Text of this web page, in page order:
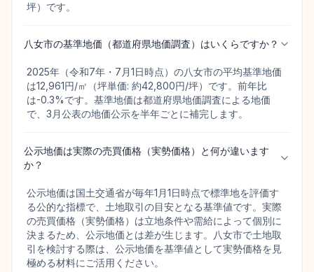
坪）です。
八女市の基準地価（都道府県地価調査）はいくらですか？
2025年（令和7年・7月1日時点）の八女市の平均基準地価
は12,961円/㎡（坪単価: 約42,800円/坪）です。前年比
は-0.3%です。基準地価は都道府県地価調査による地価
で、3月公表の地価公示を半年ごとに補完します。
公示地価は実際の売買価格（実勢価格）と何が違います
か？
公示地価は国土交通省が毎年1月1日時点で標準地を評価す
る公的な指標で、土地取引の目安となる基準値です。実際
の売買価格（実勢価格）は立地条件や需給によって個別に
決まるため、公示地価とは差が生じます。八女市で土地取
引を検討する際は、公示地価を基準値として実勢価格を見
極める材料にご活用ください。